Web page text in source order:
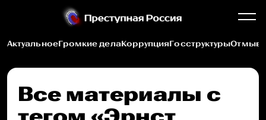
АктуальноеГромкие делаКоррупцияГосструктуры
Все материалы c